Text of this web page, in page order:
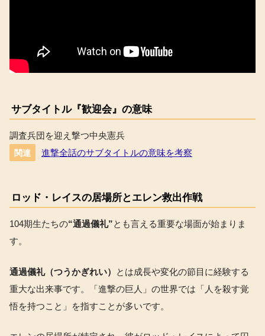
サブタイトル『歓迎会』の意味
調査兵団を迎え撃つ中央憲兵
関連 進撃全話のサブタイトルの意味を考察
ロッド・レイスの居場所とエレン救出作戦
104期生たちの“通過儀礼”とも言える重要な場面が始まりま
す。
通過儀礼（つうかぎれい）
とは成長や変化の節目に経験する
重大な出来事です。「進撃の巨人」の世界では「人を殺す覚
悟を持つこと」を指すことが多いです。